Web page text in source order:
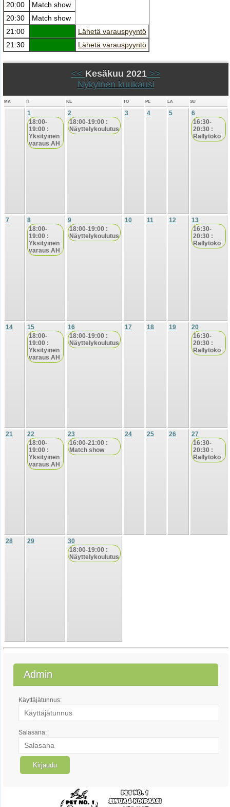
20:00
Match show
20:30
Match show
21:00
Lähetä varauspyyntö
21:30
Lähetä varauspyyntö
<< Kesäkuu 2021>>
Nykyinen kuukausi
MA TI KE TO PE LA SU
1
18:00-
19:00 :
Yksityinen
varaus AH
2
18:00-19:00 :
Näyttelykoulutus
3 4 5
6
16:30-
20:30 :
Rallytoko
7
8
18:00-
19:00 :
Yksityinen
varaus AH
9
18:00-19:00 :
Näyttelykoulutus
10 11 12
13
16:30-
20:30 :
Rallytoko
14
15
18:00-
19:00 :
Yksityinen
varaus AH
16
18:00-19:00 :
Näyttelykoulutus
17 18 19
20
16:30-
20:30 :
Rallytoko
21
22
18:00-
19:00 :
Yksityinen
varaus AH
23
16:00-21:00 :
Match show
24 25 26
27
16:30-
20:30 :
Rallytoko
28 29
30
18:00-19:00 :
Näyttelykoulutus
Admin
Käyttäjätunnus:
Salasana: